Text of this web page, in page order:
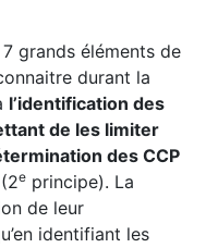
grands éléments de
durant la
l’identification des
de les limiter
des CCP
(2e principe). La
de leur
identifiant les